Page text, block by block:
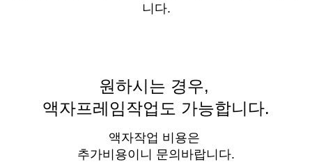
니다.
원하시는 경우,
액자프레임작업도 가능합니다.
액자작업 비용은
추가비용이니 문의바랍니다.